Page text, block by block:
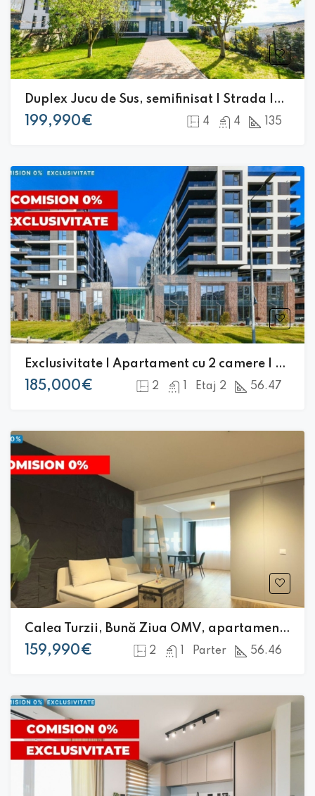
Duplex Jucu de Sus, semifinisat | Strada Inchisa | Zona superba
199,990€ 4 4 135
Exclusivitate | Apartament cu 2 camere | Sopor 1-3 | Orientare Sudica|
185,000€ 2 1 Etaj 2 56.47
Calea Turzii, Bună Ziua OMV, apartament cu 2 camere
159,990€ 2 1 Parter 56.46